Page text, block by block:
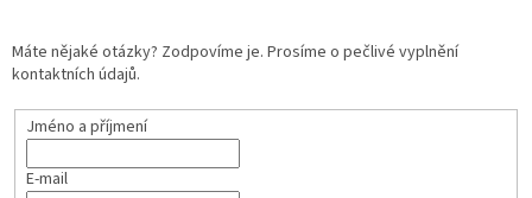
Máte nějaké otázky? Zodpovíme je. Prosíme o pečlivé vyplnění
kontaktních údajů.
Jméno a příjmení
E-mail